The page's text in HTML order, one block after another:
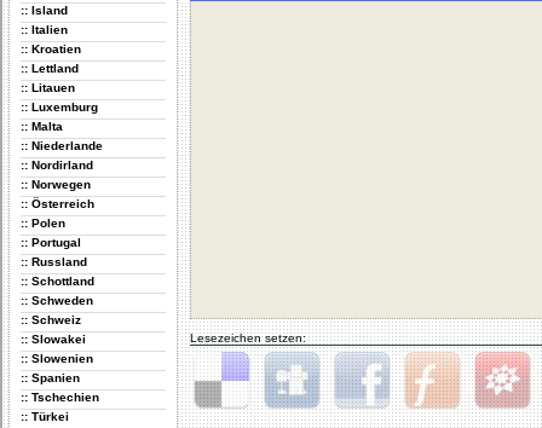
:: Island
:: Italien
:: Kroatien
:: Lettland
:: Litauen
:: Luxemburg
:: Malta
:: Niederlande
:: Nordirland
:: Norwegen
:: Österreich
:: Polen
:: Portugal
:: Russland
:: Schottland
:: Schweden
:: Schweiz
:: Slowakei
:: Slowenien
:: Spanien
:: Tschechien
:: Türkei
Lesezeichen setzen:
Delicious Digg Facebook Furl StudiVZ